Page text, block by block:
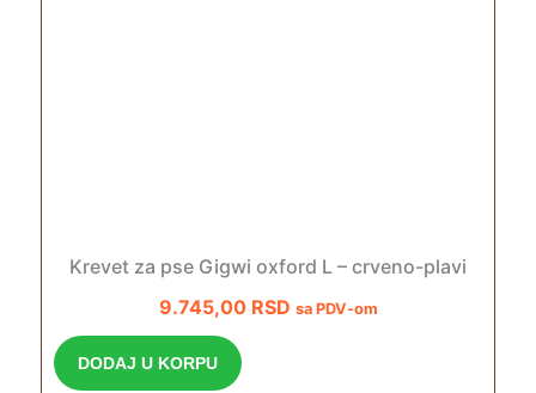
Krevet za pse Gigwi oxford L – crveno-plavi
9.745,00 RSD sa PDV-om
DODAJ U KORPU